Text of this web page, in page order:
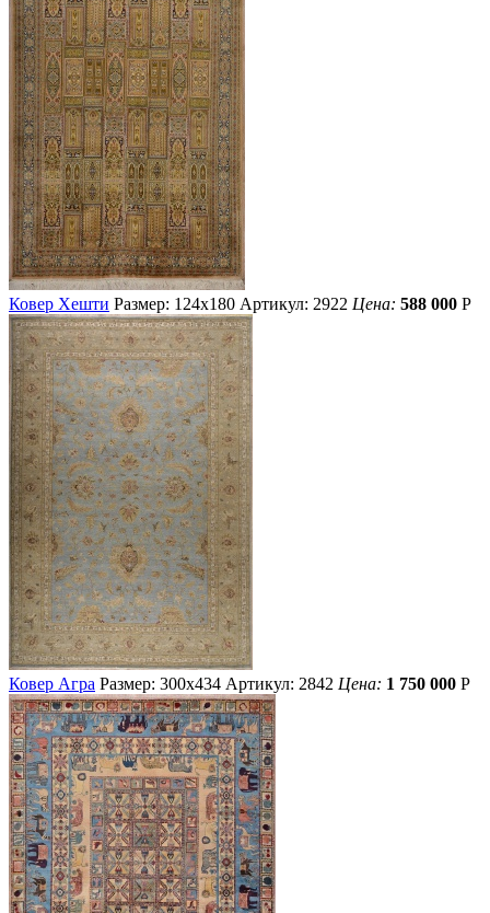
Ковер Хешти Размер: 124х180 Артикул: 2922 Цена: 588 000 Р
Ковер Агра Размер: 300х434 Артикул: 2842 Цена: 1 750 000 Р